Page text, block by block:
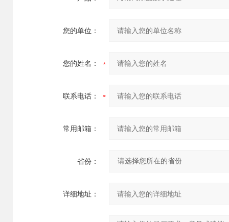
您的单位：
您的姓名：
联系电话：
常用邮箱：
省份：
详细地址：